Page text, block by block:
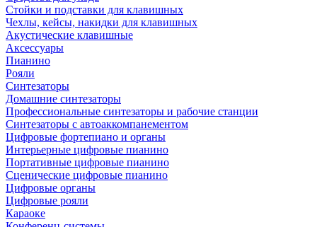
Стойки и подставки для клавишных
Чехлы, кейсы, накидки для клавишных
Акустические клавишные
Аксессуары
Пианино
Рояли
Синтезаторы
Домашние синтезаторы
Профессиональные синтезаторы и рабочие станции
Синтезаторы с автоаккомпанементом
Цифровые фортепиано и органы
Интерьерные цифровые пианино
Портативные цифровые пианино
Сценические цифровые пианино
Цифровые органы
Цифровые рояли
Караоке